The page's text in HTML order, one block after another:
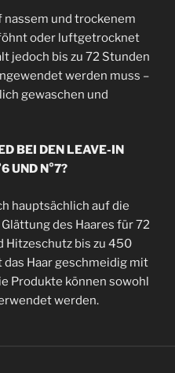
nassem und trockenem
oder luftgetrocknet
jedoch bis zu 72 Stunden
werden muss –
gewaschen und
BEI DEN LEAVE-IN
UND N°7?
hauptsächlich auf die
des Haares für 72
Hitzeschutz bis zu 450
Haar geschmeidig mit
Produkte können sowohl
werden.